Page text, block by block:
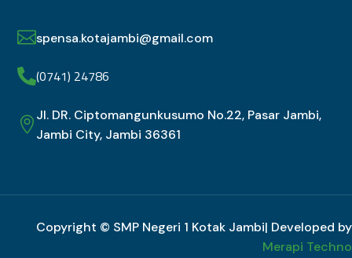
spensa.kotajambi@gmail.com
(0741) 24786
Jl. DR. Ciptomangunkusumo No.22, Pasar Jambi,
Jambi City, Jambi 36361
Copyright © SMP Negeri 1 Kotak Jambi| Developed by
Merapi Techno